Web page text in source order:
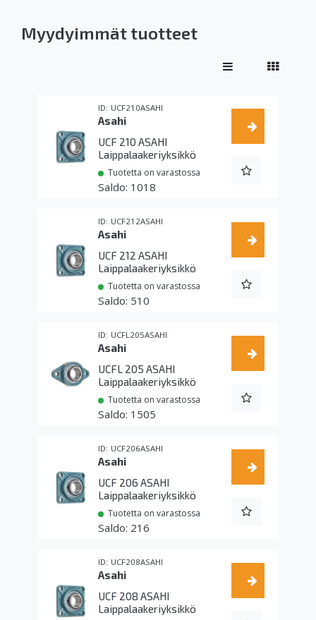
Myydyimmät tuotteet
UCF210ASAHI
Asahi
UCF 210 ASAHI
Laippalaakeriyksikkö
Tuotetta on varastossa
1018
UCF212ASAHI
Asahi
UCF 212 ASAHI
Laippalaakeriyksikkö
Tuotetta on varastossa
510
UCFL205ASAHI
Asahi
UCFL 205 ASAHI
Laippalaakeriyksikkö
Tuotetta on varastossa
1505
UCF206ASAHI
Asahi
UCF 206 ASAHI
Laippalaakeriyksikkö
Tuotetta on varastossa
216
UCF208ASAHI
Asahi
UCF 208 ASAHI
Laippalaakeriyksikkö